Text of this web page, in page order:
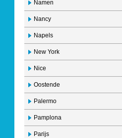
Namen
Nancy
Napels
New York
Nice
Oostende
Palermo
Pamplona
Parijs